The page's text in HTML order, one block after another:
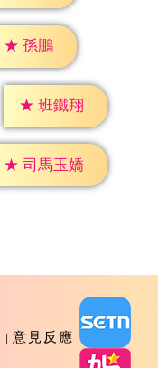
★ 孫鵬
★ 班鐵翔
★ 司馬玉嬌
意見反應